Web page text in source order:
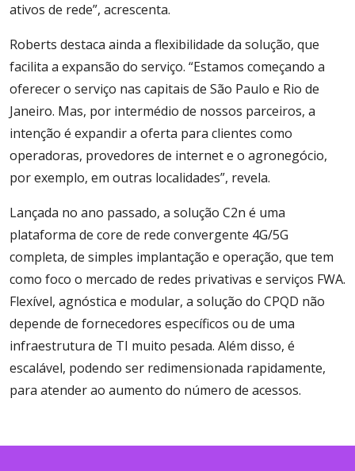
ativos de rede”, acrescenta.
Roberts destaca ainda a flexibilidade da solução, que
facilita a expansão do serviço. “Estamos começando a
oferecer o serviço nas capitais de São Paulo e Rio de
Janeiro. Mas, por intermédio de nossos parceiros, a
intenção é expandir a oferta para clientes como
operadoras, provedores de internet e o agronegócio,
por exemplo, em outras localidades”, revela.
Lançada no ano passado, a solução C2n é uma
plataforma de core de rede convergente 4G/5G
completa, de simples implantação e operação, que tem
como foco o mercado de redes privativas e serviços FWA.
Flexível, agnóstica e modular, a solução do CPQD não
depende de fornecedores específicos ou de uma
infraestrutura de TI muito pesada. Além disso, é
escalável, podendo ser redimensionada rapidamente,
para atender ao aumento do número de acessos.